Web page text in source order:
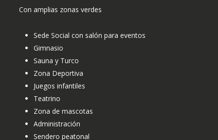
Con amplias zonas verdes
Sede Social con salón para eventos
Gimnasio
Sauna y Turco
Zona Deportiva
Juegos infantiles
Teatrino
Zona de mascotas
Administración
Sendero peatonal